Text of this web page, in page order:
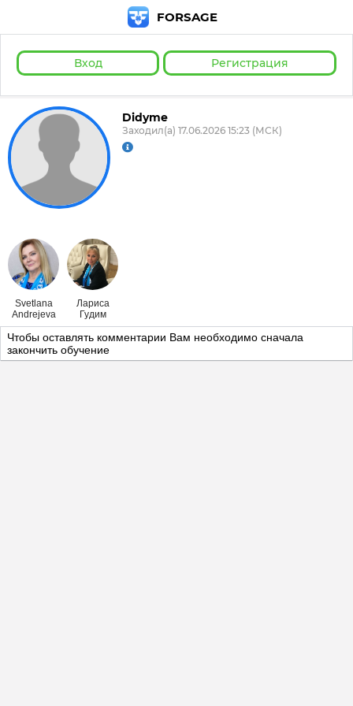
FORSAGE
Вход Регистрация
Didyme
Заходил(а) 17.06.2026 15:23 (МСК)
Svetlana
Andrejeva
Лариса
Гудим
Чтобы оставлять комментарии Вам необходимо сначала
закончить обучение